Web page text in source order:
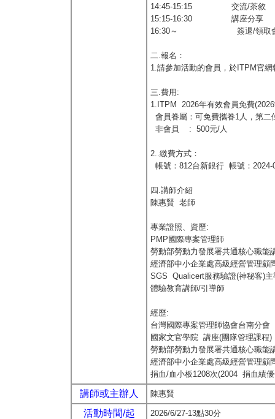
14:45-15:15 交流/茶敘
15:15-16:30 講座分享
16:30～ 簽退/領取會員禮
二.報名：
1.請參加活動的會員，於ITPM官網
三.費用:
1.ITPM 2026年有效會員免費
會員眷屬：可免費攜眷1人，第二
非會員 : 500元/人
2..繳費方式：
帳號：812台新銀行 帳號：2024-
四.講師介紹
陳惠賢 老師
專業證照、資歷:
PMP國際專案管理師
勞動部勞動力發展署共通核心職能
經濟部中小企業處高級經營管理顧
SGS Qualicert服務驗證(神秘客)主
體驗教育講師/引導師
經歷:
台灣國際專案管理師協會台南分會
國家文官學院 講座(團隊管理課程)
勞動部勞動力發展署共通核心職
經濟部中小企業處高級經營管理顧
捐血/血小板1208次(2004 捐血績
講師或主辦人 陳惠賢
活動時間/起 2026/6/27-13點30分